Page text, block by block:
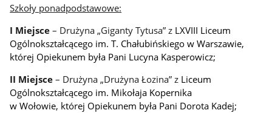
Szkoły ponadpodstawowe:
I Miejsce – Drużyna „Giganty Tytusa” z LXVIII Liceum
Ogólnokształcącego im. T. Chałubińskiego w Warszawie,
której Opiekunem była Pani Lucyna Kasperowicz;
II Miejsce – Drużyna „Drużyna Łozina” z Liceum
Ogólnokształcącego im. Mikołaja Kopernika
w Wołowie, której Opiekunem była Pani Dorota Kadej;